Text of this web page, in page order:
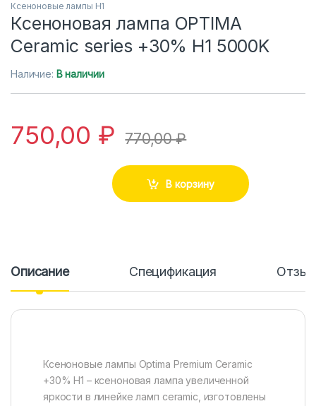
Ксеноновые лампы H1
Ксеноновая лампа OPTIMA
Ceramic series +30% H1 5000K
Наличие: В наличии
750,00 ₽ 770,00₽
В корзину
Описание Спецификация
Ксеноновые лампы Optima Premium Ceramic
+30% H1 – ксеноновая лампа увеличенной
яркости в линейке ламп ceramic, изготовлены